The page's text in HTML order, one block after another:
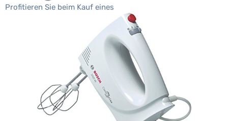
Profitieren Sie beim Kauf eines